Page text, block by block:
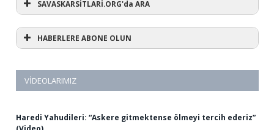
SAVASKARSİTLARİ.ORG'da ARA
HABERLERE ABONE OLUN
VIDEOLARIMIZ
Haredi Yahudileri: “Askere gitmektense ölmeyi tercih ederiz”